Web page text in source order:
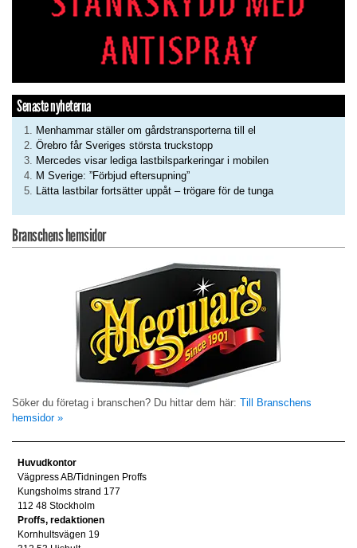
Senaste nyheterna
Menhammar ställer om gårdstransporterna till el
Örebro får Sveriges största truckstopp
Mercedes visar lediga lastbilsparkeringar i mobilen
M Sverige: ”Förbjud eftersupning”
Lätta lastbilar fortsätter uppåt – trögare för de tunga
Branschens hemsidor
Söker du företag i branschen? Du hittar dem här: Till Branschens
hemsidor »
Huvudkontor
Vägpress AB/Tidningen Proffs
Kungsholms strand 177
112 48 Stockholm
Proffs, redaktionen
Kornhultsvägen 19